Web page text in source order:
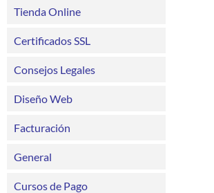
Tienda Online
Certificados SSL
Consejos Legales
Diseño Web
Facturación
General
Cursos de Pago